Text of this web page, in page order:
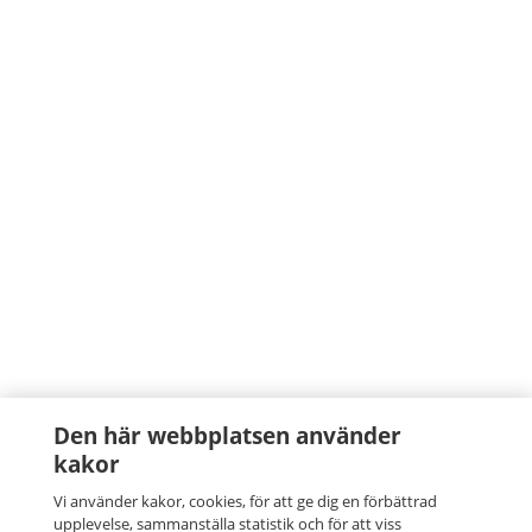
Den här webbplatsen använder
kakor
Vi använder kakor, cookies, för att ge dig en förbättrad
upplevelse, sammanställa statistik och för att viss